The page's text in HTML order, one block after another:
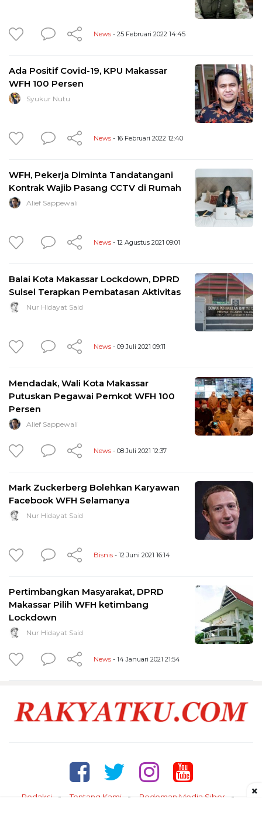
News - 25 Februari 2022 14:45
Ada Positif Covid-19, KPU Makassar
WFH 100 Persen
Syukur Nutu
News - 16 Februari 2022 12:40
WFH, Pekerja Diminta Tandatangani
Kontrak Wajib Pasang CCTV di Rumah
Alief Sappewali
News - 12 Agustus 2021 09:01
Balai Kota Makassar Lockdown, DPRD
Sulsel Terapkan Pembatasan Aktivitas
Nur Hidayat Said
News - 09 Juli 2021 09:11
Mendadak, Wali Kota Makassar
Putuskan Pegawai Pemkot WFH 100
Persen
Alief Sappewali
News - 08 Juli 2021 12:37
Mark Zuckerberg Bolehkan Karyawan
Facebook WFH Selamanya
Nur Hidayat Said
Bisnis - 12 Juni 2021 16:14
Pertimbangkan Masyarakat, DPRD
Makassar Pilih WFH ketimbang
Lockdown
Nur Hidayat Said
News - 14 Januari 2021 21:54
Redaksi Tentang Kami
Pedoman Media Siber
×